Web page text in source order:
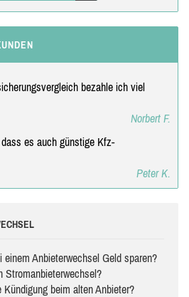
bezahle ich viel
Norbert F.
es auch günstige Kfz-
Peter K.
einem Anbieterwechsel Geld sparen?
Stromanbieterwechsel?
Kündigung beim alten Anbieter?